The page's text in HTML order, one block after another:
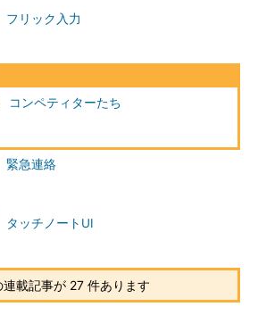
リック入力
ンペティターたち
急連絡
ッチノートUI
連載記事が 27 件あります